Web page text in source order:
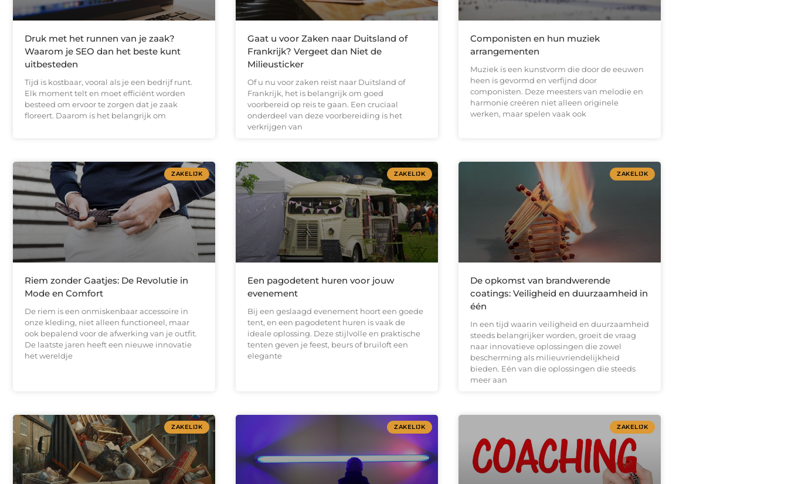
Druk met het runnen van je zaak?
Waarom je SEO dan het beste kunt
uitbesteden
Tijd is kostbaar, vooral als je een bedrijf runt.
Elk moment telt en moet efficiënt worden
besteed om ervoor te zorgen dat je zaak
floreert. Daarom is het belangrijk om
Gaat u voor Zaken naar Duitsland of
Frankrijk? Vergeet dan Niet de
Milieusticker
Of u nu voor zaken reist naar Duitsland of
Frankrijk, het is belangrijk om goed
voorbereid op reis te gaan. Een cruciaal
onderdeel van deze voorbereiding is het
verkrijgen van
Componisten en hun muziek
arrangementen
Muziek is een kunstvorm die door de eeuwen
heen is gevormd en verfijnd door
componisten. Deze meesters van melodie en
harmonie creëren niet alleen originele
werken, maar spelen vaak ook
ZAKELIJK
Riem zonder Gaatjes: De Revolutie in
Mode en Comfort
De riem is een onmiskenbaar accessoire in
onze kleding, niet alleen functioneel, maar
ook bepalend voor de afwerking van je outfit.
De laatste jaren heeft een nieuwe innovatie
het wereldje
ZAKELIJK
Een pagodetent huren voor jouw
evenement
Bij een geslaagd evenement hoort een goede
tent, en een pagodetent huren is vaak de
ideale oplossing. Deze stijlvolle en praktische
tenten geven je feest, beurs of bruiloft een
elegante
ZAKELIJK
De opkomst van brandwerende
coatings: Veiligheid en duurzaamheid in
één
In een tijd waarin veiligheid en duurzaamheid
steeds belangrijker worden, groeit de vraag
naar innovatieve oplossingen die zowel
bescherming als milieuvriendelijkheid
bieden. Eén van die oplossingen die steeds
meer aan
ZAKELIJK ZAKELIJK ZAKELIJK